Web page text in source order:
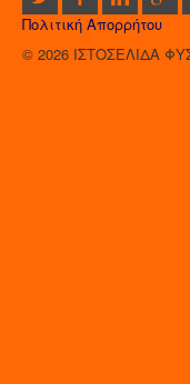
Πολιτική Απορρήτου
© 2026 ΙΣΤΟΣΕΛΙΔΑ